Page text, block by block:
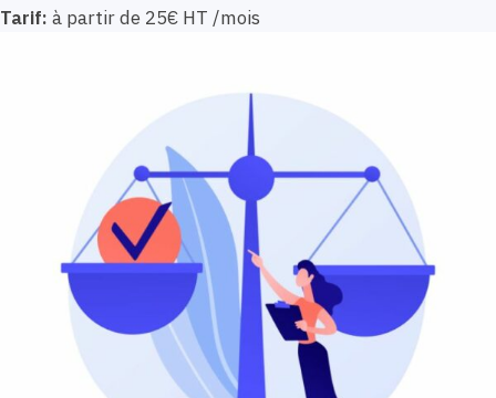
Tarif: à partir de 25€ HT /mois